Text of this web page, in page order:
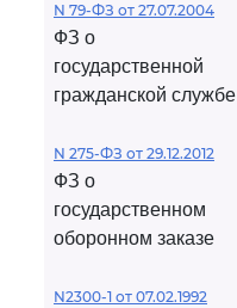
N 79-ФЗ от 27.07.2004
ФЗ о
государственной
гражданской службе
N 275-ФЗ от 29.12.2012
ФЗ о
государственном
оборонном заказе
N2300-1 от 07.02.1992